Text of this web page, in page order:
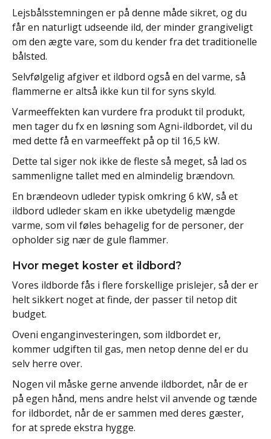
Lejsbålsstemningen er på denne måde sikret, og du
får en naturligt udseende ild, der minder grangiveligt
om den ægte vare, som du kender fra det traditionelle
bålsted.
Selvfølgelig afgiver et ildbord også en del varme, så
flammerne er altså ikke kun til for syns skyld.
Varmeeffekten kan vurdere fra produkt til produkt,
men tager du fx en løsning som Agni-ildbordet, vil du
med dette få en varmeeffekt på op til 16,5 kW.
Dette tal siger nok ikke de fleste så meget, så lad os
sammenligne tallet med en almindelig brændovn.
En brændeovn udleder typisk omkring 6 kW, så et
ildbord udleder skam en ikke ubetydelig mængde
varme, som vil føles behagelig for de personer, der
opholder sig nær de gule flammer.
Hvor meget koster et ildbord?
Vores ildborde fås i flere forskellige prislejer, så der er
helt sikkert noget at finde, der passer til netop dit
budget.
Oveni enganginvesteringen, som ildbordet er,
kommer udgiften til gas, men netop denne del er du
selv herre over.
Nogen vil måske gerne anvende ildbordet, når de er
på egen hånd, mens andre helst vil anvende og tænde
for ildbordet, når de er sammen med deres gæster,
for at sprede ekstra hygge.